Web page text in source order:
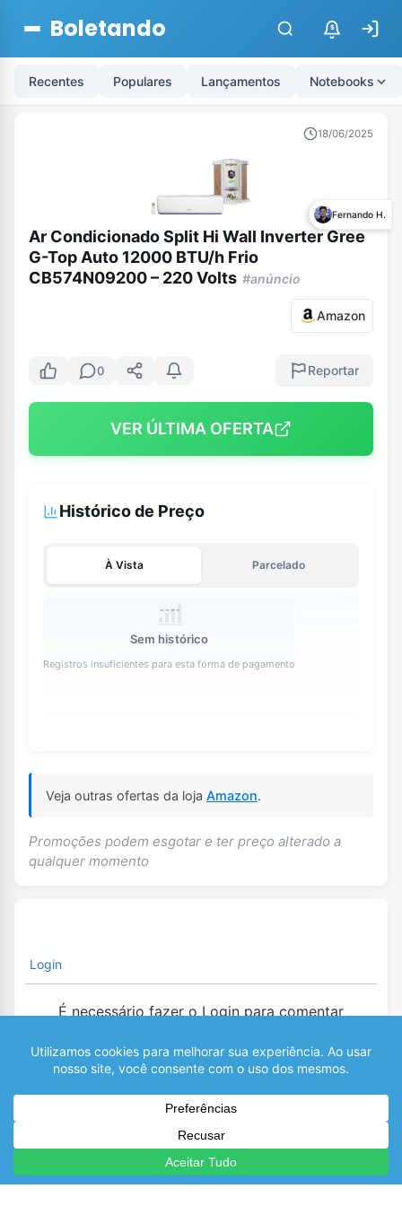
Boletando $
Recentes Populares Lançamentos Notebooks
18/06/2025
Fernando H.
Ar Condicionado Split Hi Wall Inverter Gree
G-Top Auto 12000 BTU/h Frio
CB574N09200 – 220 Volts #anúncio
Amazon
0 Reportar
VER ÚLTIMA OFERTA
Histórico de Preço
À Vista Parcelado
Sem histórico
Registros insuficientes para esta forma de pagamento
Veja outras ofertas da loja Amazon.
Promoções podem esgotar e ter preço alterado a
qualquer momento
Login
É necessário fazer o Login para comentar
COMENTÁRIOS